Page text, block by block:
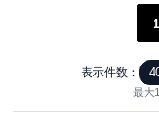
1
表示件数：
最大